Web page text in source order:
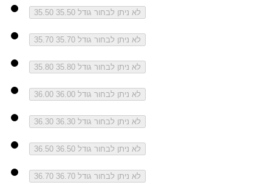
35.50 לא ניתן לבחור גודל 35.50
35.70 לא ניתן לבחור גודל 35.70
35.80 לא ניתן לבחור גודל 35.80
36.00 לא ניתן לבחור גודל 36.00
36.30 לא ניתן לבחור גודל 36.30
36.50 לא ניתן לבחור גודל 36.50
36.70 לא ניתן לבחור גודל 36.70